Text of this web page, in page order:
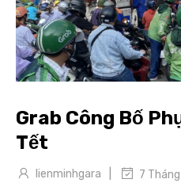
Grab Công Bố
Tết
lienminhgara 7